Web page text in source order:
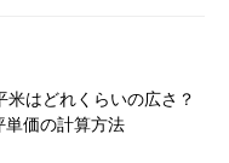
米はどれくらいの広さ？
単価の計算方法